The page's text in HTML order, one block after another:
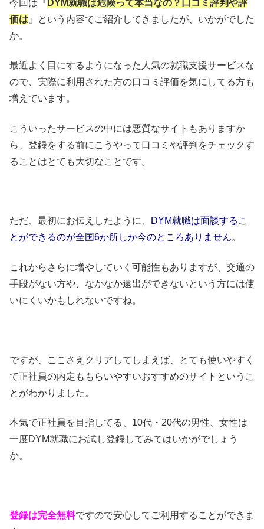
今回は『 DYM就職は危険って本当なの？口コミ評判や評
価は 』という内容でご紹介してきましたが、いかがでした
か。
最近よく目にするようになった人気の就職支援サービスな
ので、実際に利用された方の口コミ評価を気にしてる方も
増えています。
こういったサービスの中には悪質なサイトもありますか
ら、登録をする前にこうやって口コミや評判をチェックす
ることはとても大切なことです。
ただ、最初にお伝えしたように、
DYM就職は面談するこ
とができるのが全国6か所しか今のところありません。
これからさらに増やしていく可能性もありますが、交通の
手段がない方や、なかなか遠出ができないという方には使
いにくいかもしれないですね。
ですが、ここさえクリアしてしまえば、とても使いやすく
て正社員の内定ももらいやすいおすすめのサイトというこ
とがわかりました。
本気で正社員を目指してる、10代・20代の男性、女性は
一度DYM就職にお試し登録してみてはいかがでしょう
か。
登録は完全無料ですので安心してご利用することができま